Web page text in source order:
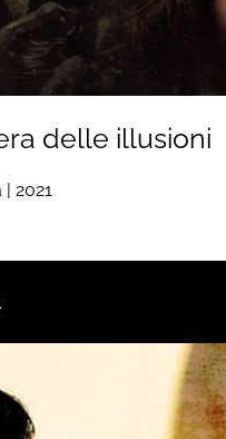
delle illusioni
| 2021